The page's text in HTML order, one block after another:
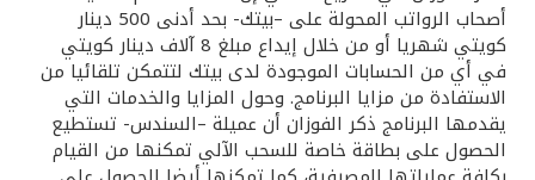
مواقع الفروع وأجهزة الصرف الآلي
ألمانيا
أصحاب الرواتب المحولة على –بيتك- بحد أدنى 500 دينار
كويتي شهريا أو من خلال إيداع مبلغ 8 آلاف دينار كويتي
في أي من الحسابات الموجودة لدى بيتك لتتمكن تلقائيا من
الاستفادة من مزايا البرنامج. وحول المزايا والخدمات التي
يقدمها البرنامج ذكر الفوزان أن عميلة –السندس- تستطيع
الحصول على بطاقة خاصة للسحب الآلي تمكنها من القيام